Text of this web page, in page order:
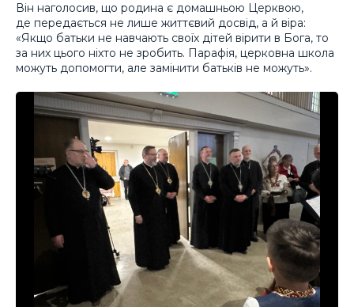
Він наголосив, що родина є домашньою Церквою,
де передається не лише життєвий досвід, а й віра:
«Якщо батьки не навчають своїх дітей вірити в Бога, то
за них цього ніхто не зробить. Парафія, церковна школа
можуть допомогти, але замінити батьків не можуть».